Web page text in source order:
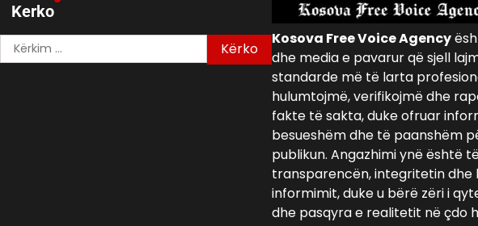
Kerko
Kërko
për:
Kosova Free Voice Agency
dhe media e pavarur që sjell
standarde më të larta
hulumtojmë, verifikojmë dhe
fakte të sakta, duke ofruar
besueshëm dhe të paanshëm
publikun. Angazhimi ynë është
transparencën, integritetin dhe
informimit, duke u bërë zëri i
dhe pasqyra e realitetit në çdo